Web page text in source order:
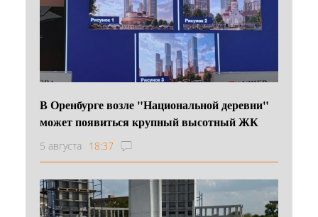
В Оренбурге возле "Национальной деревни"
может появиться крупный высотный ЖК
5 августа 18:37